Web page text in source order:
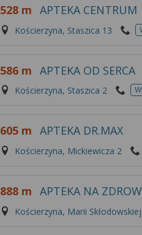
528 m APTEKA CENTRUM
Kościerzyna, Staszica 13
586 m APTEKA OD SERCA
Kościerzyna, Staszica 2
605 m APTEKA DR.MAX
Kościerzyna, Mickiewicza 2
888 m APTEKA NA
Kościerzyna, Marii